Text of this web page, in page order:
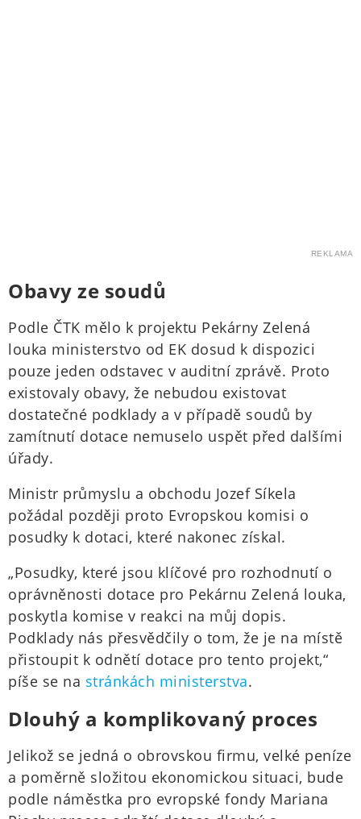
REKLAMA
Obavy ze soudů
Podle ČTK mělo k projektu Pekárny Zelená
louka ministerstvo od EK dosud k dispozici
pouze jeden odstavec v auditní zprávě. Proto
existovaly obavy, že nebudou existovat
dostatečné podklady a v případě soudů by
zamítnutí dotace nemuselo uspět před dalšími
úřady.
Ministr průmyslu a obchodu Jozef Síkela
požádal později proto Evropskou komisi o
posudky k dotaci, které nakonec získal.
„Posudky, které jsou klíčové pro rozhodnutí o
oprávněnosti dotace pro Pekárnu Zelená louka,
poskytla komise v reakci na můj dopis.
Podklady nás přesvědčily o tom, že je na místě
přistoupit k odnětí dotace pro tento projekt,“
píše se na stránkách ministerstva.
Dlouhý a komplikovaný proces
Jelikož se jedná o obrovskou firmu, velké peníze
a poměrně složitou ekonomickou situaci, bude
podle náměstka pro evropské fondy Mariana